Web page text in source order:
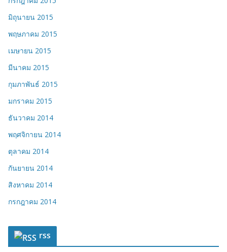
มิถุนายน 2015
พฤษภาคม 2015
เมษายน 2015
มีนาคม 2015
กุมภาพันธ์ 2015
มกราคม 2015
ธันวาคม 2014
พฤศจิกายน 2014
ตุลาคม 2014
กันยายน 2014
สิงหาคม 2014
กรกฎาคม 2014
rss